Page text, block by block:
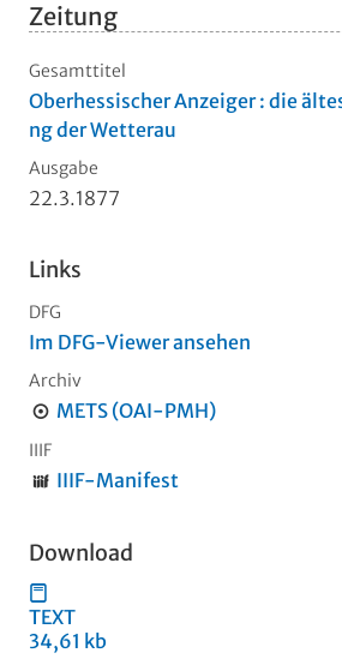
Zeitung
Gesamttitel
Oberhessischer Anzeiger : die
ng der Wetterau
Ausgabe
22.3.1877
Links
DFG
Im DFG-Viewer ansehen
Archiv
METS (OAI-PMH)
IIIF
IIIF-Manifest
Download
TEXT
34,61 kb